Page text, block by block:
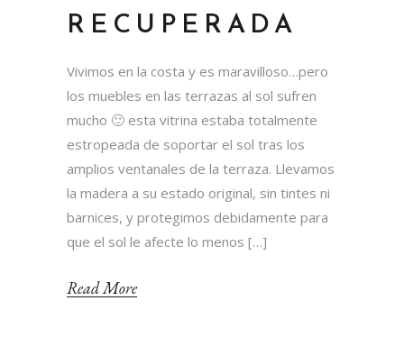
RECUPERADA
Vivimos en la costa y es maravilloso…pero
los muebles en las terrazas al sol sufren
mucho 🙂 esta vitrina estaba totalmente
estropeada de soportar el sol tras los
amplios ventanales de la terraza. Llevamos
la madera a su estado original, sin tintes ni
barnices, y protegimos debidamente para
que el sol le afecte lo menos […]
Read More